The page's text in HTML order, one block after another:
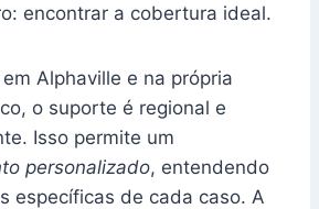
encontrar a cobertura ideal.
Alphaville e na própria
o suporte é regional e
Isso permite um
personalizado, entendendo
específicas de cada caso. A